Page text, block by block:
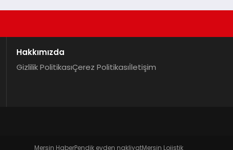
Hakkımızda
Gizlilik PolitikasıÇerez Politikasıİletişim
Mersin HaberPendik evden nakliyatMersin Lojistik